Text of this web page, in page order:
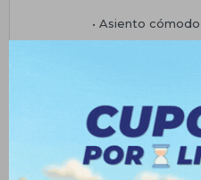
• Asiento
• Dimensiones: 67cm
Medios